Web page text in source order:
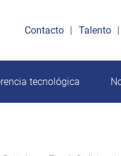
Contacto Talento
tecnológica